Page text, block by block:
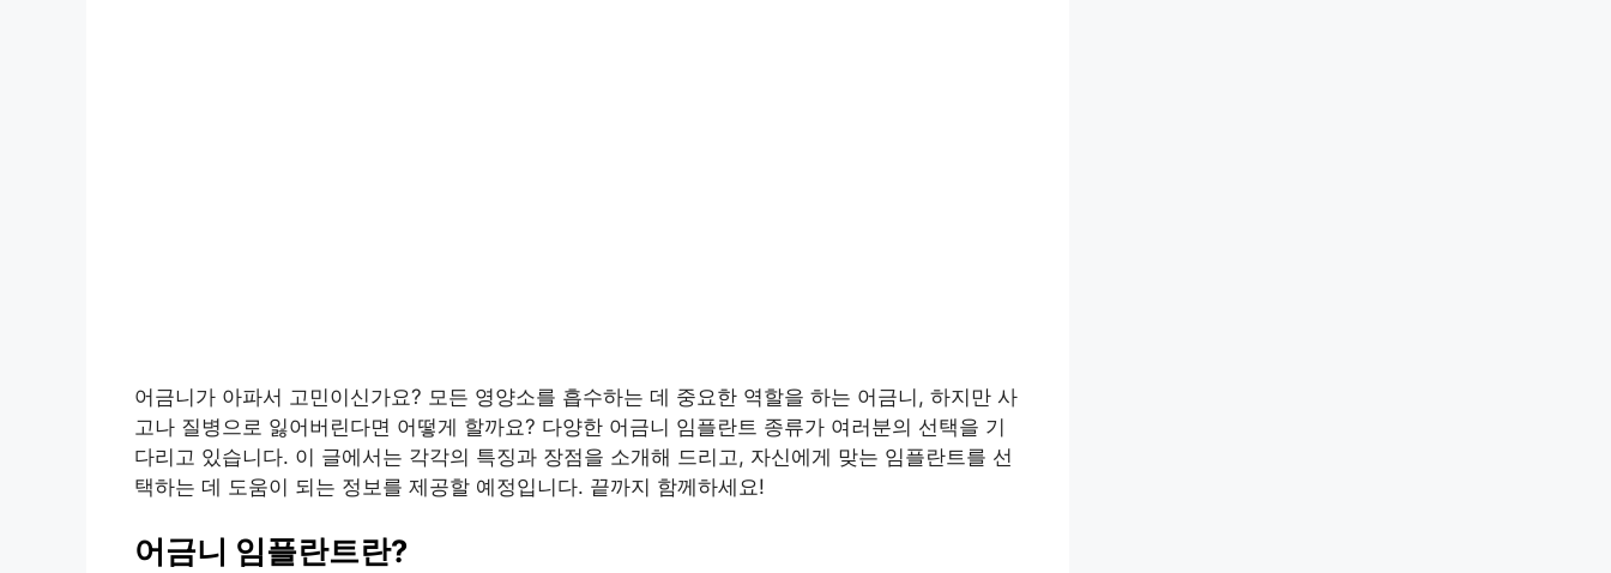
어금니가 아파서 고민이신가요? 모든 영양소를 흡수하는 데 중요한 역할을 하는 어금니, 하지만 사
고나 질병으로 잃어버린다면 어떻게 할까요? 다양한 어금니 임플란트 종류가 여러분의 선택을 기
다리고 있습니다. 이 글에서는 각각의 특징과 장점을 소개해 드리고, 자신에게 맞는 임플란트를 선
택하는 데 도움이 되는 정보를 제공할 예정입니다. 끝까지 함께하세요!
어금니 임플란트란?